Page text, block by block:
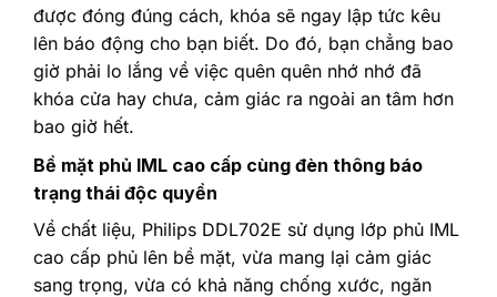
được đóng đúng cách, khóa sẽ ngay lập tức kêu
lên báo động cho bạn biết. Do đó, bạn chẳng bao
giờ phải lo lắng về việc quên quên nhớ nhớ đã
khóa cửa hay chưa, cảm giác ra ngoài an tâm hơn
bao giờ hết.
Bề mặt phủ IML cao cấp cùng đèn thông báo
trạng thái độc quyền
Về chất liệu, Philips DDL702E sử dụng lớp phủ IML
cao cấp phủ lên bề mặt, vừa mang lại cảm giác
sang trọng, vừa có khả năng chống xước, ngăn